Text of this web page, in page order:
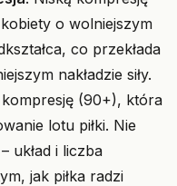
o wolniejszym
co przekłada
nakładzie siły.
(90+), która
lotu piłki. Nie
– układ i liczba
jak piłka radzi